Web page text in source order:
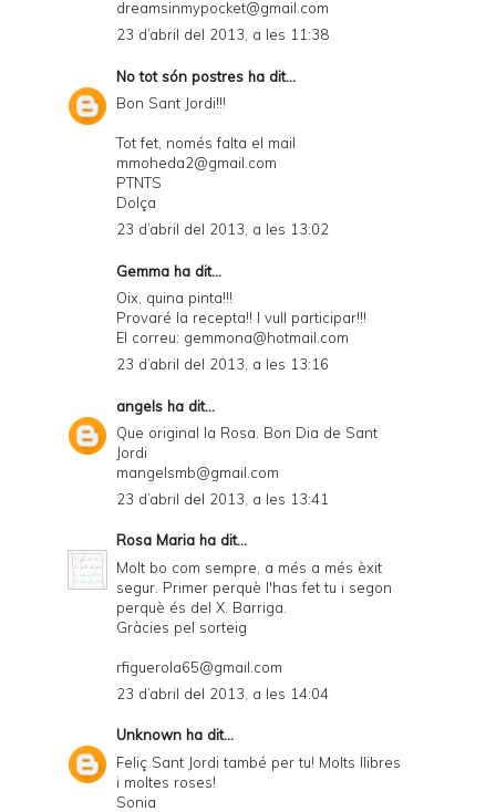
dreamsinmypocket@gmail.com
23 d’abril del 2013, a les 11:38
No tot són postres ha dit...
Bon Sant Jordi!!!
Tot fet, només falta el mail
mmoheda2@gmail.com
PTNTS
Dolça
23 d’abril del 2013, a les 13:02
Gemma ha dit...
Oix, quina pinta!!!
Provaré la recepta!! I vull participar!!!
El correu: gemmona@hotmail.com
23 d’abril del 2013, a les 13:16
angels ha dit...
Que original la Rosa. Bon Dia de Sant
Jordi
mangelsmb@gmail.com
23 d’abril del 2013, a les 13:41
Rosa Maria ha dit...
Molt bo com sempre, a més a més èxit
segur. Primer perquè l'has fet tu i segon
perquè és del X. Barriga.
Gràcies pel sorteig
rfiguerola65@gmail.com
23 d’abril del 2013, a les 14:04
Unknown ha dit...
Feliç Sant Jordi també per tu! Molts llibres
i moltes roses!
Sonia